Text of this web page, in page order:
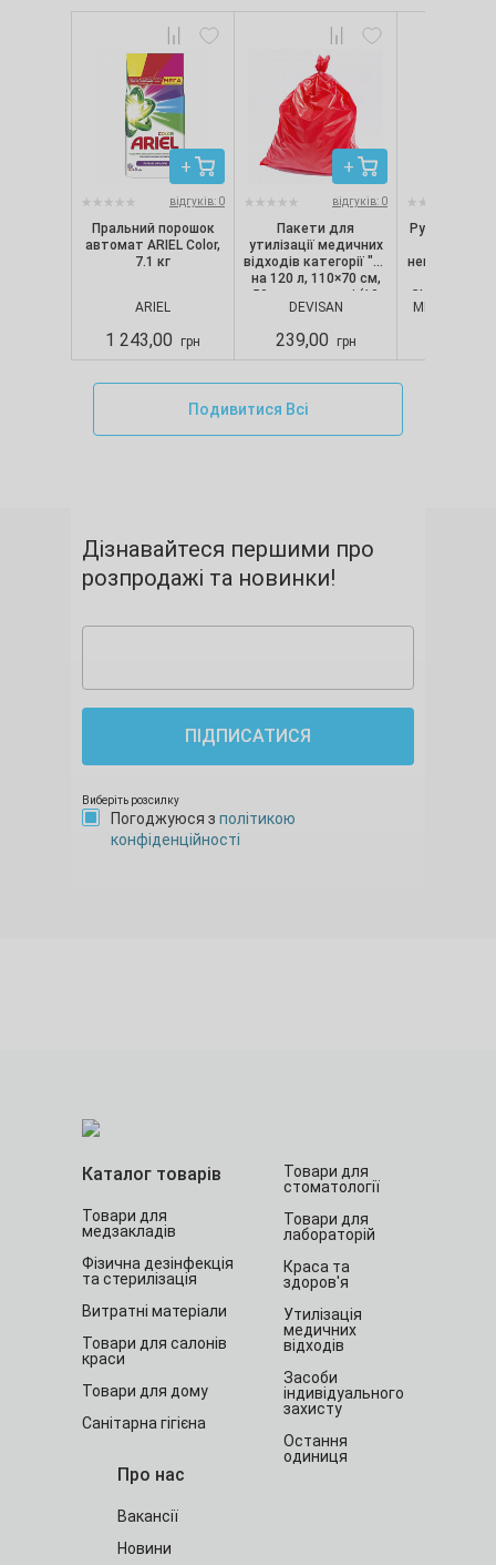
відгуків: 0
Пральний порошок
автомат ARIEL Color,
7.1 кг
ARIEL
1 243,00 грн
відгуків: 0
Пакети для
утилізації медичних
відходів категорії "B"
на 120 л, 110×70 см,
50 мкм, червоні (10
шт./уп.), Devisan
DEVISAN
239,00 грн
Рукавички
непопудрені,
CLASSIC,
MERCATOR
Подивитися Всі
Дізнавайтеся першими про
розпродажі та новинки!
ПІДПИСАТИСЯ
Виберіть розсилку
Погоджуюся з політикою
конфіденційності
Каталог товарів
Товари для
медзакладів
Фізична дезінфекція
та стерилізація
Витратні матеріали
Товари для салонів
краси
Товари для дому
Санітарна гігієна
Товари для
стоматології
Товари для
лабораторій
Краса та
здоров'я
Утилізація
медичних
відходів
Засоби
індивідуального
захисту
Остання
одиниця
Про нас
Вакансії
Новини